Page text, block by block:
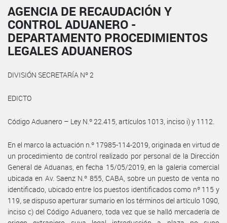
AGENCIA DE RECAUDACIÓN Y
CONTROL ADUANERO -
DEPARTAMENTO PROCEDIMIENTOS
LEGALES ADUANEROS
DIVISIÓN SECRETARÍA Nº 2
EDICTO
Código Aduanero – Ley N.º 22.415, artículos 1013, inciso i) y 1112.
En el marco la actuación n.º 17985-114-2019, originada en virtud de
un procedimiento de control realizado por personal de la Dirección
General de Aduanas, en fecha 15/05/2019, en la galeria comercial
ubicada en Av. Saenz N.º 855, CABA, sobre un puesto de venta no
identificado, ubicado entre los puestos identificados como nº 115 y
119, se dispuso aperturar sumario en los términos del artículo 1090,
inciso c) del Código Aduanero, toda vez que se halló mercadería de